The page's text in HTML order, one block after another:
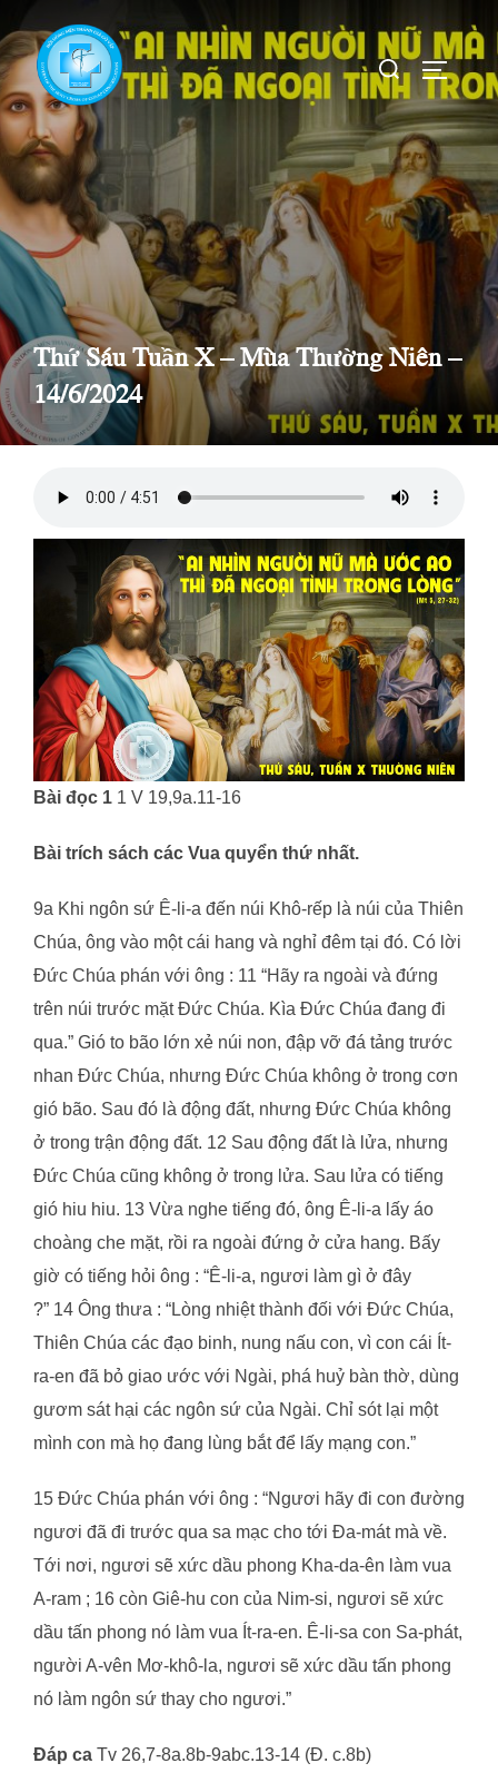
to
content
Search
for:
Thứ Sáu Tuần X – Mùa Thường Niên –
14/6/2024
Bài đọc 1 1 V 19,9a.11-16
Bài trích sách các Vua quyển thứ nhất.
9a Khi ngôn sứ Ê-li-a đến núi Khô-rếp là núi của Thiên
Chúa, ông vào một cái hang và nghỉ đêm tại đó. Có lời
Đức Chúa phán với ông : 11 “Hãy ra ngoài và đứng
trên núi trước mặt Đức Chúa. Kìa Đức Chúa đang đi
qua.” Gió to bão lớn xẻ núi non, đập vỡ đá tảng trước
nhan Đức Chúa, nhưng Đức Chúa không ở trong cơn
gió bão. Sau đó là động đất, nhưng Đức Chúa không
ở trong trận động đất. 12 Sau động đất là lửa, nhưng
Đức Chúa cũng không ở trong lửa. Sau lửa có tiếng
gió hiu hiu. 13 Vừa nghe tiếng đó, ông Ê-li-a lấy áo
choàng che mặt, rồi ra ngoài đứng ở cửa hang. Bấy
giờ có tiếng hỏi ông : “Ê-li-a, ngươi làm gì ở đây
?” 14 Ông thưa : “Lòng nhiệt thành đối với Đức Chúa,
Thiên Chúa các đạo binh, nung nấu con, vì con cái Ít-
ra-en đã bỏ giao ước với Ngài, phá huỷ bàn thờ, dùng
gươm sát hại các ngôn sứ của Ngài. Chỉ sót lại một
mình con mà họ đang lùng bắt để lấy mạng con.”
15 Đức Chúa phán với ông : “Ngươi hãy đi con đường
ngươi đã đi trước qua sa mạc cho tới Đa-mát mà về.
Tới nơi, ngươi sẽ xức dầu phong Kha-da-ên làm vua
A-ram ; 16 còn Giê-hu con của Nim-si, ngươi sẽ xức
dầu tấn phong nó làm vua Ít-ra-en. Ê-li-sa con Sa-phát,
người A-vên Mơ-khô-la, ngươi sẽ xức dầu tấn phong
nó làm ngôn sứ thay cho ngươi.”
Đáp ca Tv 26,7-8a.8b-9abc.13-14 (Đ. c.8b)